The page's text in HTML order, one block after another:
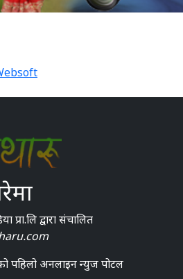
प्रा.लि द्वारा संचालित
पहिलो अनलाइन न्युज पोटल